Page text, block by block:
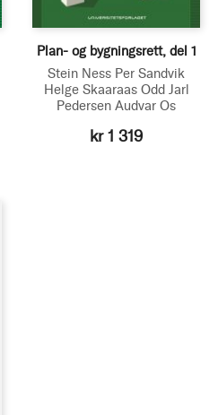
Plan- og bygningsrett, del 1
Stein Ness Per Sandvik
Helge Skaaraas Odd Jarl
Pedersen Audvar Os
kr 1 319